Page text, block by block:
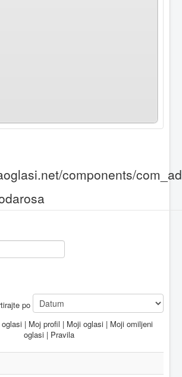
po
| Moj profil | Moji oglasi| Moji omiljeni
oglasi| Pravila